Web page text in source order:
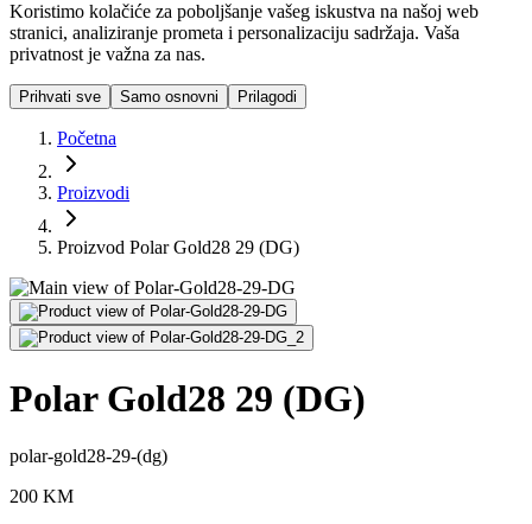
Koristimo kolačiće za poboljšanje vašeg iskustva na našoj web
stranici, analiziranje prometa i personalizaciju sadržaja. Vaša
privatnost je važna za nas.
Prihvati sve Samo osnovni Prilagodi
Početna
Proizvodi
Proizvod Polar Gold28 29 (DG)
Polar Gold28 29 (DG)
polar-gold28-29-(dg)
200 KM